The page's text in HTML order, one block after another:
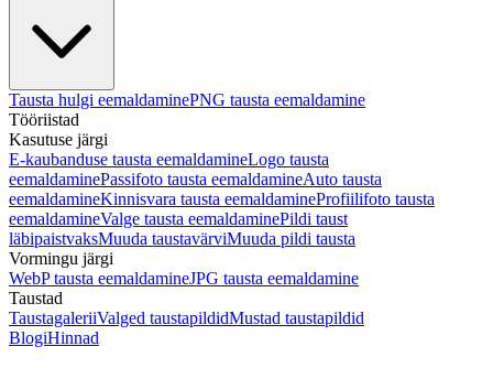
Tausta hulgi eemaldaminePNG tausta eemaldamine
Tööriistad
Kasutuse järgi
E-kaubanduse tausta eemaldamineLogo tausta
eemaldaminePassifoto tausta eemaldamineAuto tausta
eemaldamineKinnisvara tausta eemaldamineProfiilifoto tausta
eemaldamineValge tausta eemaldaminePildi taust
läbipaistvaksMuuda taustavärviMuuda pildi tausta
Vormingu järgi
WebP tausta eemaldamineJPG tausta eemaldamine
Taustad
TaustagaleriiValged taustapildidMustad taustapildid
BlogiHinnad